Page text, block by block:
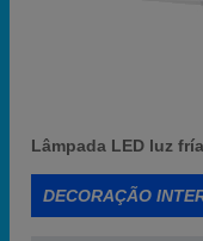
Lâmpada LED luz
DECORAÇÃO